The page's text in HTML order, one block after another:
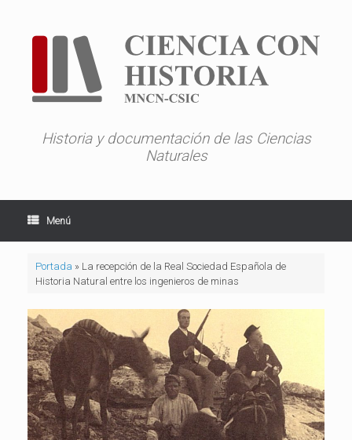
contenido
Historia y documentación de las Ciencias
Naturales
Menú
Portada » La recepción de la Real Sociedad Española de
Historia Natural entre los ingenieros de minas